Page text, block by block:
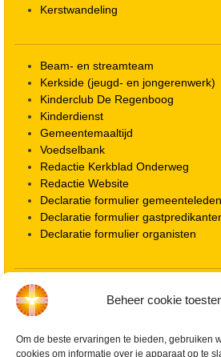
Beheer cookie
Om de beste ervaringen te bieden, gebruiken
cookies om informatie over je apparaat op te
Kerstwandeling
Beam- en streamteam
Kerkside (jeugd- en jongerenwerk)
Kinderclub De Regenboog
Kinderdienst
Gemeentemaaltijd
Voedselbank
Redactie Kerkblad Onderweg
Redactie Website
Declaratie formulier gemeenteleden
Declaratie formulier
Declaratie formulier organisten
Locatie kerk
ANBI informatie PGWD
Vrienden van de Grote Kerk